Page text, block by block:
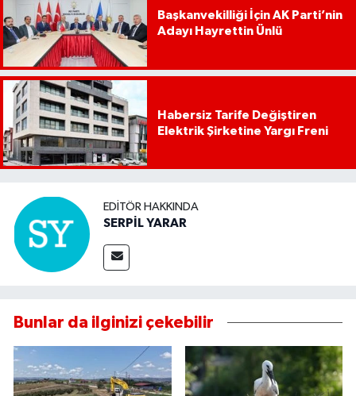
Başkanvekilliği İçin AK Parti’nin
Adayı Hayrettin Ünlü
Habersiz Tarife Değiştiren
Elektrik Şirketine Yargı Freni
EDITÖR HAKKINDA
SERPİL YARAR
Bunlar da ilginizi çekebilir